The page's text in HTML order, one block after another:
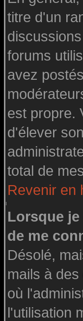
titre d'un
forums
avez
est propre.
d'élever
total de
Revenir en
Lorsque
de me
Désolé,
mails à
où
l'utilisation